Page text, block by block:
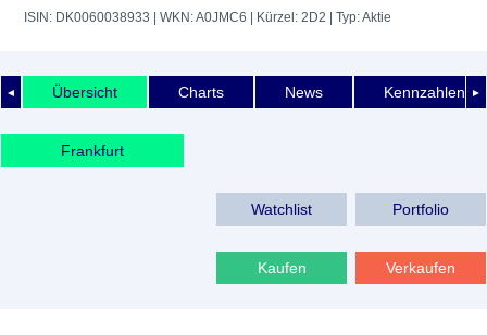
ISIN: DK0060038933 | WKN: A0JMC6 | Kürzel: 2D2 | Typ: Aktie
◄ ►
Übersicht Charts News Kennzahlen
Frankfurt
Watchlist Portfolio
Kaufen Verkaufen